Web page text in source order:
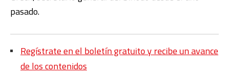
pasado.
Regístrate en el boletín gratuito y recibe un avance
de los contenidos